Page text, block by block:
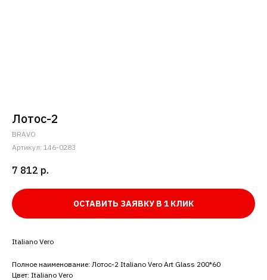
Лотос-2
BRAVO
Артикул: 146-0283
7 812 р.
ОСТАВИТЬ ЗАЯВКУ В 1 КЛИК
Italiano Vero
Полное наименование: Лотос-2 Italiano Vero Art Glass 200*60
Цвет: Italiano Vero